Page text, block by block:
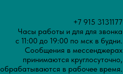
+7 915 3131177
Часы работы и для для звонка
с 11:00 до 19:00 по мск в будни.
Сообщения в мессенджерах
принимаются круглосуточно,
обрабатываются в рабочее время.